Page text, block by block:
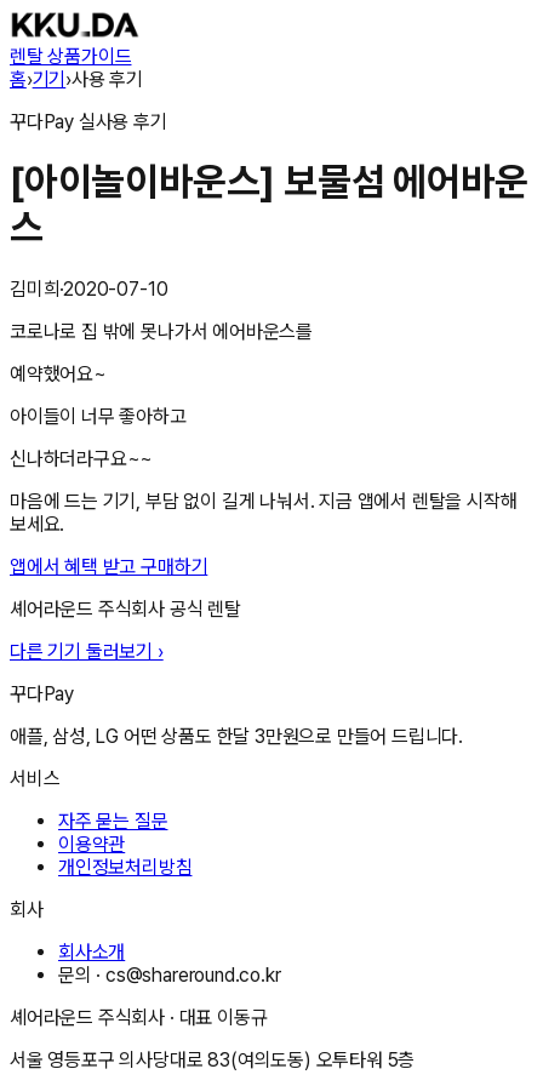
렌탈 상품가이드
홈›기기›사용 후기
꾸다Pay 실사용 후기
[아이놀이바운스] 보물섬 에어바운
스
김미희·2020-07-10
코로나로 집 밖에 못나가서 에어바운스를
예약했어요~
아이들이 너무 좋아하고
신나하더라구요~~
마음에 드는 기기, 부담 없이 길게 나눠서. 지금 앱에서 렌탈을 시작해
보세요.
앱에서 혜택 받고 구매하기
셰어라운드 주식회사 공식 렌탈
다른 기기 둘러보기 ›
꾸다Pay
애플, 삼성, LG 어떤 상품도 한달 3만원으로 만들어 드립니다.
서비스
자주 묻는 질문
이용약관
개인정보처리방침
회사
회사소개
문의 ·cs@shareround.co.kr
셰어라운드 주식회사 · 대표 이동규
서울 영등포구 의사당대로 83(여의도동) 오투타워 5층